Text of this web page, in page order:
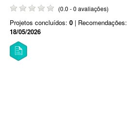
(0.0 - 0 avaliações)
Projetos concluídos: 0 | Recomendações:
18/05/2026